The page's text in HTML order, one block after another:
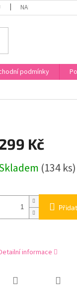
NAPIŠTE NÁM
podmínky
Kč
(134 ks)
informace